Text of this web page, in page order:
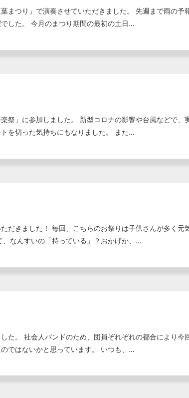
まつり」で演奏させていただきました。 先週まで雨の予
した。 今月のまつり期間の最初の土日…
祭」に参加しました。 新型コロナの影響や台風などで、
を切った気持ちにもなりました。 また…
だきました！ 毎回、こちらのお祭りは子供さんが多く元
、なんすいの「持っている」？おかげか、…
た。 社会人バンドのため、団員ぞれぞれの都合により今
ではないかと思っています。 いつも、…